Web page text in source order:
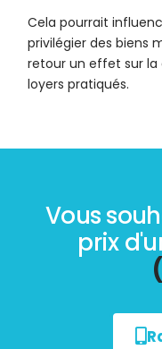
Cela pourrait
privilégier des biens
retour un effet sur
loyers pratiqués.
Vous
prix